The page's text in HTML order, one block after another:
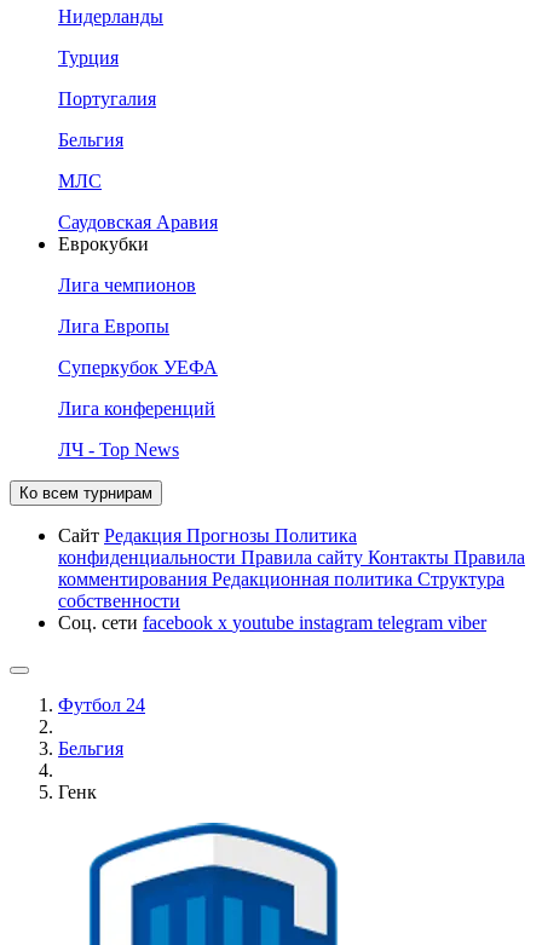
Нидерланды
Турция
Португалия
Бельгия
МЛС
Саудовская Аравия
Еврокубки
Лига чемпионов
Лига Европы
Суперкубок УЕФА
Лига конференций
ЛЧ - Top News
Ко всем турнирам
Сайт Редакция Прогнозы Политика
конфиденциальности Правила сайту Контакты Правила
комментирования Редакционная политика Структура
собственности
Соц. сети facebook x youtube instagram telegram viber
Футбол 24
Бельгия
Генк